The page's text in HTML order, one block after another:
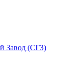
Завод (СГЗ)